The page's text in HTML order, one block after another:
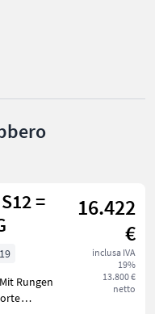
=
16.422
€
inclusa IVA
19%
13.800 €
netto
Rungen